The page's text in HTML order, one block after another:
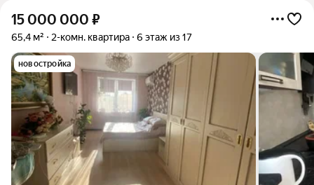
15 000 000 ₽
65,4 м² 2-комн. квартира 6 этаж из 17
новостройка